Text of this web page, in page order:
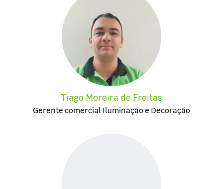
Tiago Moreira de Freitas
Gerente comercial Iluminação e Decoração